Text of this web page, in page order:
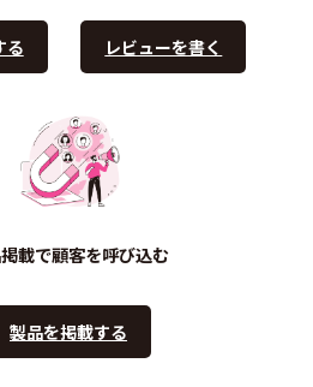
る レビューを書く
載で顧客を呼び込む
製品を掲載する